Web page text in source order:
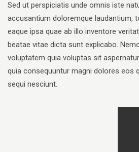
Sed ut perspiciatis unde omnis iste
accusantium doloremque laudantium,
eaque ipsa quae ab illo inventore
beatae vitae dicta sunt explicabo.
voluptatem quia voluptas sit
quia consequuntur magni dolores eos
sequi nesciunt.